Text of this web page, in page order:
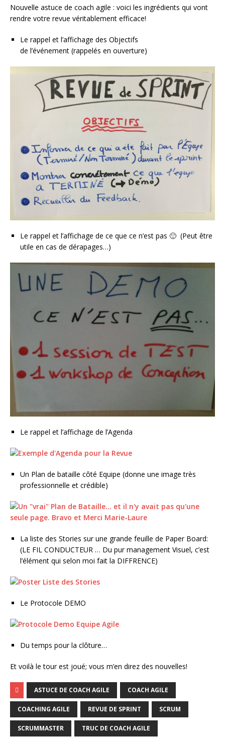
Nouvelle astuce de coach agile : voici les ingrédients qui vont
rendre votre revue véritablement efficace!
Le rappel et l’affichage des Objectifs
de l’événement (rappelés en ouverture)
Le rappel et l’affichage de ce que ce n’est pas 🙂 (Peut être
utile en cas de dérapages…)
Le rappel et l’affichage de l’Agenda
Un Plan de bataille côté Equipe (donne une image très
professionnelle et crédible)
La liste des Stories sur une grande feuille de Paper Board:
(LE FIL CONDUCTEUR … Du pur management Visuel, c’est
l’élément qui selon moi fait la DIFFRENCE)
Le Protocole DEMO
Du temps pour la clôture…
Et voilà le tour est joué; vous m’en direz des nouvelles!
ASTUCE DE COACH AGILE COACH AGILE
COACHING AGILE REVUE DE SPRINT SCRUM
SCRUMMASTER TRUC DE COACH AGILE